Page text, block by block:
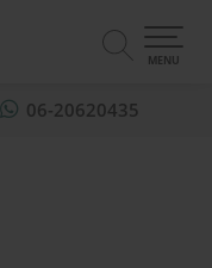
06-20620435
0
MENU